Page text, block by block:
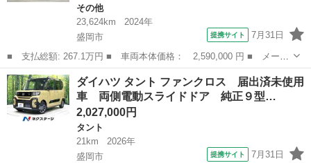
その他
23,624km
2024年
盛岡市
提携サイト 7月31日
■ 支払総額: 267.1万円 ■ 車両本体価格： 2,590,000 円 ■ メーカ
ー名： ダイハツ ■ 車種名： ロッキー ■ グレード名： プレミ
アムＧ ４ＷＤ 純正ナビ パノラマモニター ＥＴＣ エンジンス
ターター...
岩手 盛岡市 その他
ダイハツ タント ファンクロス 届出済未使用
車 両側電動スライドドア 純正９型…
2,027,000円
タント
21km
2026年
盛岡市
提携サイト 7月31日